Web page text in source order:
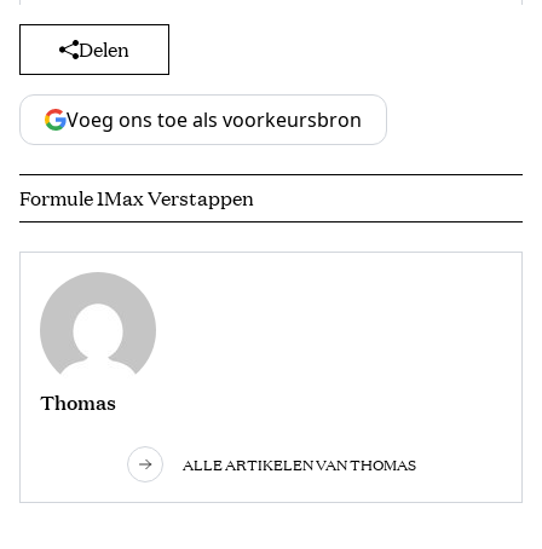
Delen
Voeg ons toe als voorkeursbron
Formule 1Max Verstappen
Thomas
ALLE ARTIKELEN VAN THOMAS